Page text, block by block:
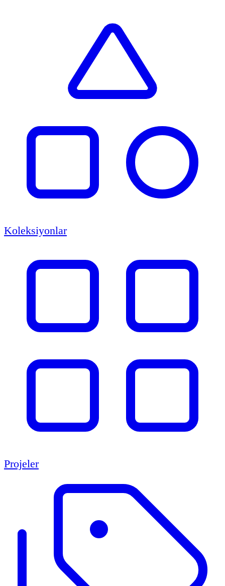
Koleksiyonlar
Projeler